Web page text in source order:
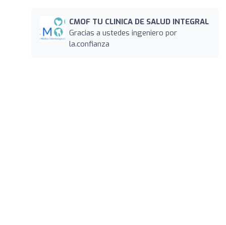
CMOF TU CLINICA DE SALUD INTEGRAL
Gracias a ustedes ingeniero por
la.confianza